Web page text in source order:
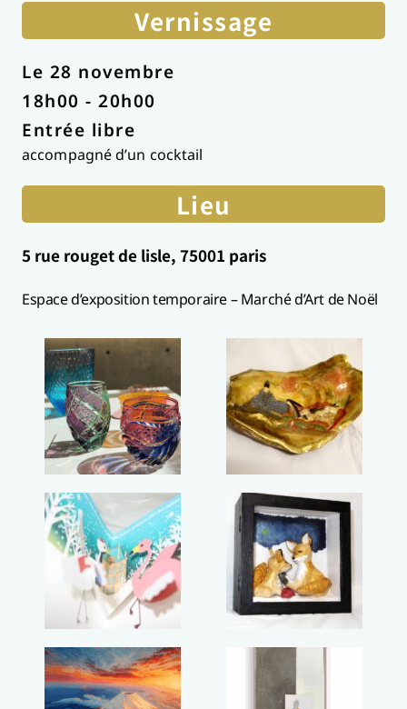
Vernissage
Le 28 novembre
18h00 - 20h00
Entrée libre
accompagné d’un cocktail
Lieu
5 rue rouget de lisle, 75001 paris
Espace d’exposition temporaire – Marché d’Art de Noël